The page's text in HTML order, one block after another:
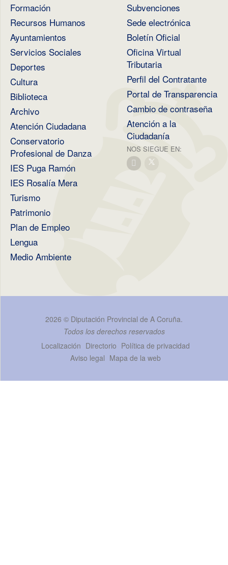
Formación
Recursos Humanos
Ayuntamientos
Servicios Sociales
Deportes
Cultura
Biblioteca
Archivo
Atención Ciudadana
Conservatorio
Profesional de Danza
IES Puga Ramón
IES Rosalía Mera
Turismo
Patrimonio
Plan de Empleo
Lengua
Medio Ambiente
Subvenciones
Sede electrónica
Boletín Oficial
Oficina Virtual
Tributaria
Perfil del Contratante
Portal de Transparencia
Cambio de contraseña
Atención a la
Ciudadanía
NOS SIEGUE EN:
2026 © Diputación Provincial de A Coruña.
Todos los derechos reservados
Localización Directorio Política de privacidad
Aviso legal Mapa de la web